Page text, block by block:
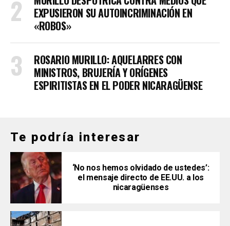
EXPUSIERON SU AUTOINCRIMINACIÓN EN
«ROBOS»
ROSARIO MURILLO: AQUELARRES CON
MINISTROS, BRUJERÍA Y ORÍGENES
ESPIRITISTAS EN EL PODER NICARAGÜENSE
Te podría interesar
‘No nos hemos olvidado de ustedes’:
el mensaje directo de EE.UU. a los
nicaragüenses